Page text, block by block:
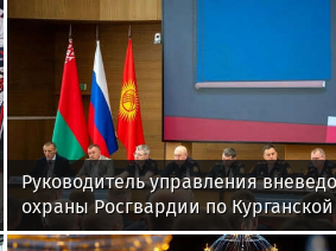
Руководитель управления
охраны Росгвардии по
принял участие во